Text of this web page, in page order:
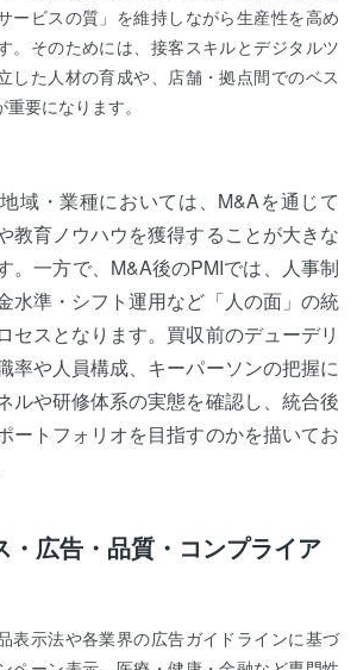
ービスの質」を維持しながら生産性を高め
。そのためには、接客スキルとデジタルツ
した人材の育成や、店舗・拠点間でのベス
要になります。
域・業種においては、M&Aを通じて
教育ノウハウを獲得することが大きな
。一方で、M&A後のPMIでは、人事制
水準・シフト運用など「人の面」の統
セスとなります。買収前のデューデリ
率や人員構成、キーパーソンの把握に
ルや研修体系の実態を確認し、統合後
ートフォリオを目指すのかを描いてお
・広告・品質・コンプライア
表示法や各業界の広告ガイドラインに基づ